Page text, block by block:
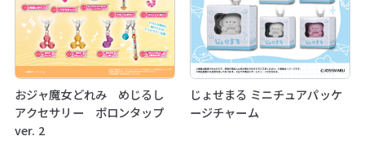
おジャ魔女どれみ めじるし
アクセサリー ポロンタップ
ver. 2
じょせまる ミニチュアパッケ
ージチャーム